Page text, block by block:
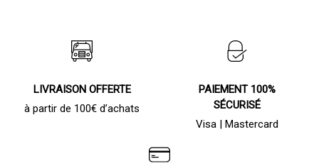
LIVRAISON OFFERTE
à partir de 100€ d’achats
PAIEMENT 100%
SÉCURISÉ
Visa | Mastercard